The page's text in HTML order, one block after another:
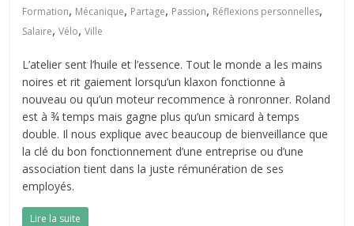
Formation, Mécanique, Partage, Passion, Réflexions personnelles,
Salaire,Vélo,Ville
L’atelier sent l’huile et l’essence. Tout le monde a les mains
noires et rit gaiement lorsqu’un klaxon fonctionne à
nouveau ou qu’un moteur recommence à ronronner. Roland
est à ¾ temps mais gagne plus qu’un smicard à temps
double. Il nous explique avec beaucoup de bienveillance que
la clé du bon fonctionnement d’une entreprise ou d’une
association tient dans la juste rémunération de ses
employés.
Lire la suite